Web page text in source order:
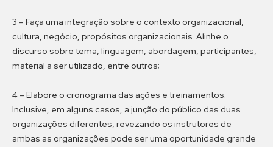
3 – Faça uma integração sobre o contexto organizacional,
cultura, negócio, propósitos organizacionais. Alinhe o
discurso sobre tema, linguagem, abordagem, participantes,
material a ser utilizado, entre outros;
4 – Elabore o cronograma das ações e treinamentos.
Inclusive, em alguns casos, a junção do público das duas
organizações diferentes, revezando os instrutores de
ambas as organizações pode ser uma oportunidade grande